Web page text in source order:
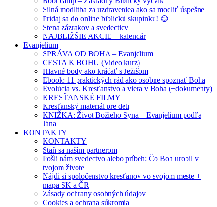
Silná modlitba za uzdraveniea ako sa modliť úspešne
Pridaj sa do online biblickú skupinku! 😊
Stena zázrakov a svedectiev
NAJBLIŽŠIE AKCIE – kalendár
Evanjelium
SPRÁVA OD BOHA – Evanjelium
CESTA K BOHU (Video kurz)
Hlavné body ako kráčať s Ježišom
Ebook: 11 praktických rád ako osobne spoznať Boha
Evolúcia vs. Kresťanstvo a viera v Boha (+dokumenty)
KRESŤANSKÉ FILMY
Kresťanský materiál pre deti
KNIŽKA: Život Božieho Syna – Evanjelium podľa
Jána
KONTAKTY
KONTAKTY
Staň sa naším partnerom
Pošli nám svedectvo alebo príbeh: Čo Boh urobil v
tvojom živote
Nájdi si spoločenstvo kresťanov vo svojom meste +
mapa SK a ČR
Zásady ochrany osobných údajov
Cookies a ochrana súkromia